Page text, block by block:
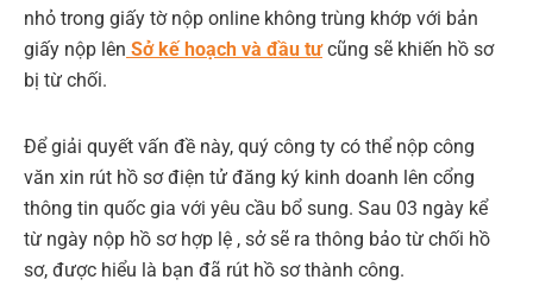
nhỏ trong giấy tờ nộp online không trùng khớp với bản
giấy nộp lên Sở kế hoạch và đầu tưcũng sẽ khiến hồ sơ
bị từ chối.
Để giải quyết vấn đề này, quý công ty có thể nộp công
văn xin rút hồ sơ điện tử đăng ký kinh doanh lên cổng
thông tin quốc gia với yêu cầu bổ sung. Sau 03 ngày kể
từ ngày nộp hồ sơ hợp lệ , sở sẽ ra thông bảo từ chối hồ
sơ, được hiểu là bạn đã rút hồ sơ thành công.